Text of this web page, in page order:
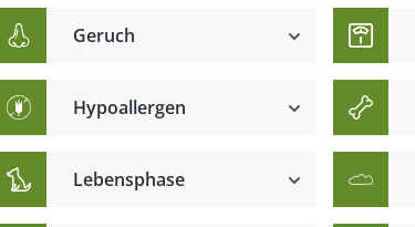
Geruch
Hypoallergen
Lebensphase